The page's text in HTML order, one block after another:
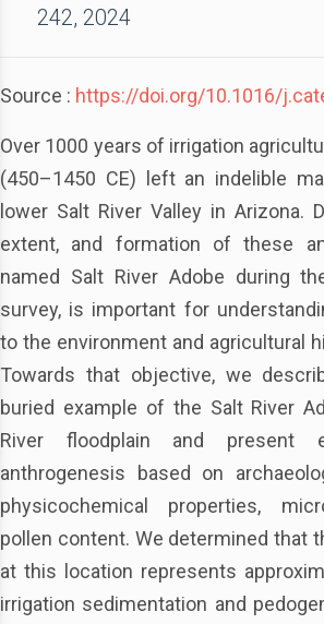
242, 2024
Source : https://doi.org/10.1016/
Over 1000 years of irrigation
(450–1450 CE) left an indelible
lower Salt River Valley in Arizona.
extent, and formation of these
named Salt River Adobe during
survey, is important for
to the environment and agricultural
Towards that objective, we
buried example of the Salt River
River floodplain and present
anthrogenesis based on
physicochemical properties,
pollen content. We determined that
at this location represents
irrigation sedimentation and